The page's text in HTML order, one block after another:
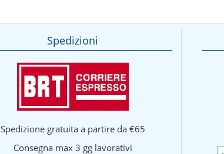
Spedizioni
Spedizione gratuita a partire da €65
Consegna max 3 gg lavorativi